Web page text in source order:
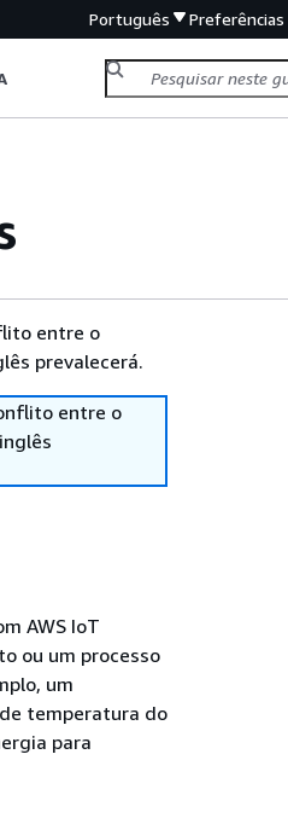
Português Preferências
entre o
prevalecerá.
entre o
AWS IoT
ou um processo
um
temperatura do
para